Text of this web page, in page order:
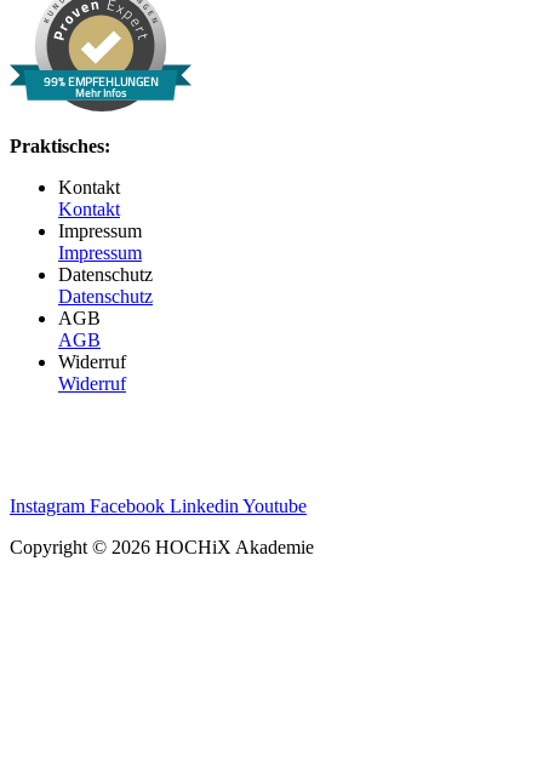
99% EMPFEHLUNGEN
Mehr Infos
Praktisches:
Kontakt
Kontakt
Impressum
Impressum
Datenschutz
Datenschutz
AGB
AGB
Widerruf
Widerruf
Instagram Facebook Linkedin Youtube
Copyright © 2026 HOCHiX Akademie